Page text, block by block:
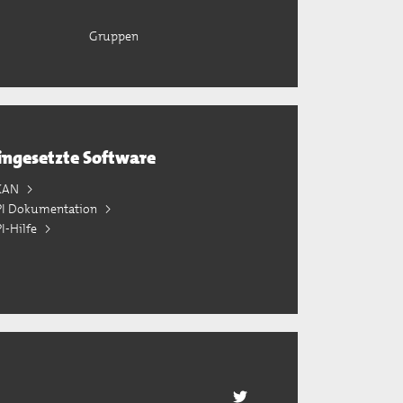
Gruppen
Software
Dokumentation
Hilfe